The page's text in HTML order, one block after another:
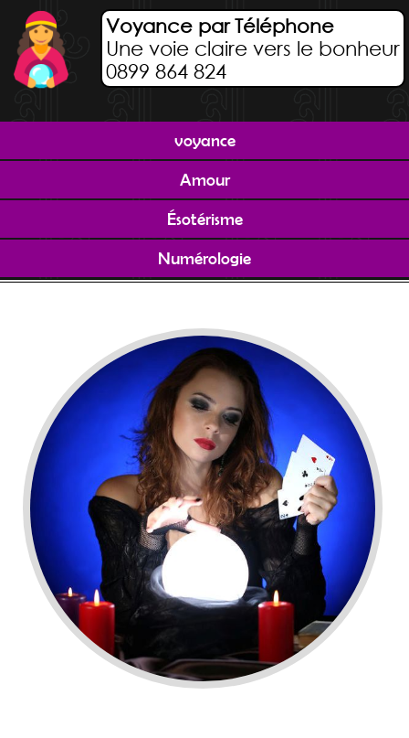
Voyance par Téléphone
Une voie claire vers le bonheur
0899 864 824
voyance
Amour
Ésotérisme
Numérologie